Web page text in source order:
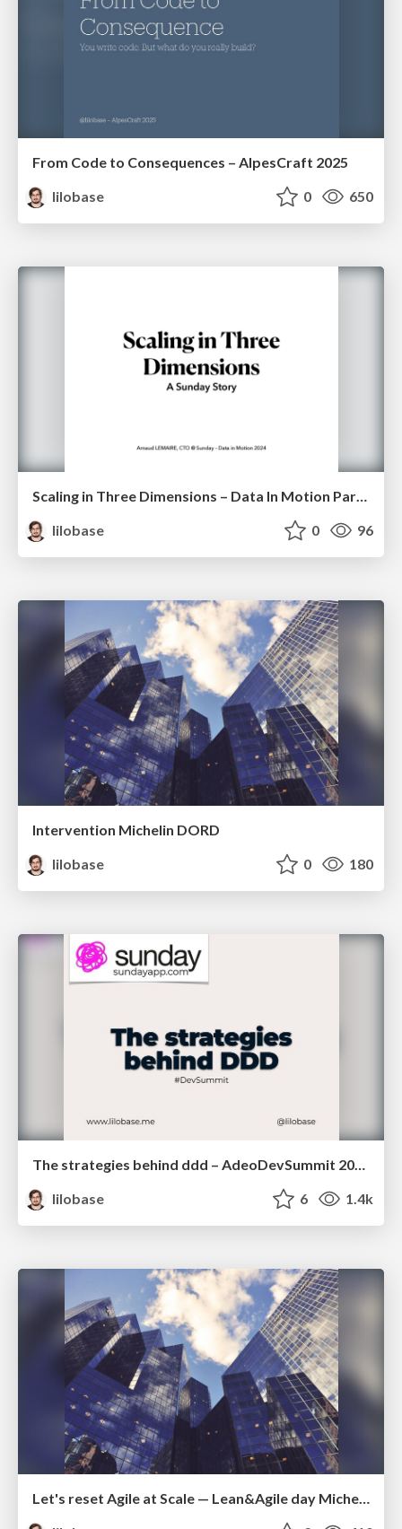
From Code to Consequences – AlpesCraft 2025
lilobase
0 650
Scaling in Three Dimensions – Data In Motion Paris 2024
lilobase
0 96
Intervention Michelin DORD
lilobase
0 180
The strategies behind ddd – AdeoDevSummit 2022
lilobase
6 1.4k
Let's reset Agile at Scale — Lean&Agile day Michelin 2022